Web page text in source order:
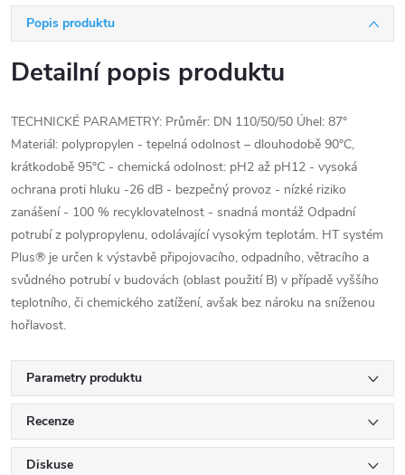
Popis produktu
Detailní popis produktu
TECHNICKÉ PARAMETRY: Průměr: DN 110/50/50 Úhel: 87°
Materiál: polypropylen - tepelná odolnost – dlouhodobě 90°C,
krátkodobě 95°C - chemická odolnost: pH2 až pH12 - vysoká
ochrana proti hluku -26 dB - bezpečný provoz - nízké riziko
zanášení - 100 % recyklovatelnost - snadná montáž Odpadní
potrubí z polypropylenu, odolávající vysokým teplotám. HT systém
Plus® je určen k výstavbě připojovacího, odpadního, větracího a
svůdného potrubí v budovách (oblast použití B) v případě vyššího
teplotního, či chemického zatížení, avšak bez nároku na sníženou
hořlavost.
Parametry produktu
Recenze
Diskuse